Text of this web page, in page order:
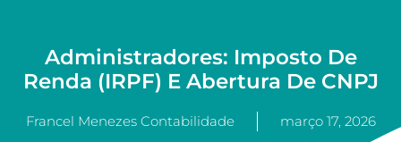
Administradores: Imposto De
Renda (IRPF) E Abertura De CNPJ
Francel Menezes Contabilidade março 17, 2026